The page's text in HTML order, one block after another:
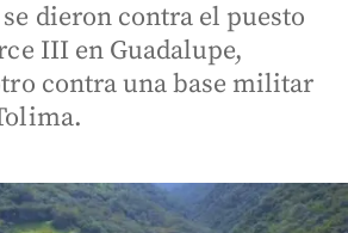
dieron contra el puesto
III en Guadalupe,
contra una base militar